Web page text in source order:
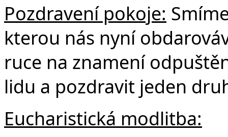
Pozdravení pokoje:
kterou nás nyní
ruce na znamení
lidu a pozdravit jeden
Eucharistická modlitba: